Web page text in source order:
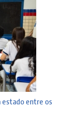
estado entre os